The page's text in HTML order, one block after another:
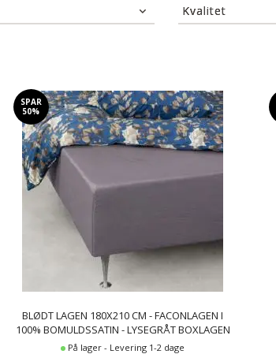
Kuvertlagen
(7)
(1)
(2)
Kvalitet
SPAR
50%
BLØDT LAGEN 180X210 CM - FACONLAGEN I
100% BOMULDSSATIN - LYSEGRÅT BOXLAGEN
TIL MADRAS - BY NIGHT SATIN LAGEN
På lager - Levering 1-2 dage